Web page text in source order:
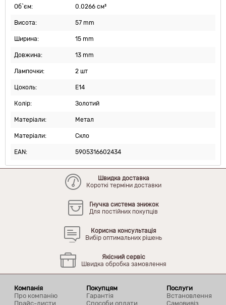
Об`єм: 0.0266 см³
Висота: 57 mm
Ширина: 15 mm
Довжина: 13 mm
Лампочки: 2 шт
Цоколь: E14
Колір: Золотий
Матеріали: Метал
Матеріали: Скло
EAN: 5905316602434
Швидка доставка
Короткі терміни доставки
Гнучка система знижок
Для постійних покупців
Корисна консультація
Вибір оптимальних рішень
Якісний сервіс
Швидка обробка замовлення
Компанія
Про компанію
Прайс-листи
Покупцям
Гарантія
Способи оплати
Послуги
Встановлення
Самовивіз